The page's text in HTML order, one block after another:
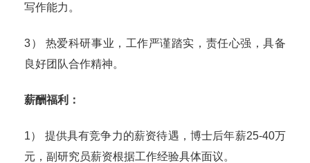
写作能力。
3） 热爱科研事业，工作严谨踏实，责任心强，具备
良好团队合作精神。
薪酬福利：
1） 提供具有竞争力的薪资待遇，博士后年薪25-40万
元，副研究员薪资根据工作经验具体面议。